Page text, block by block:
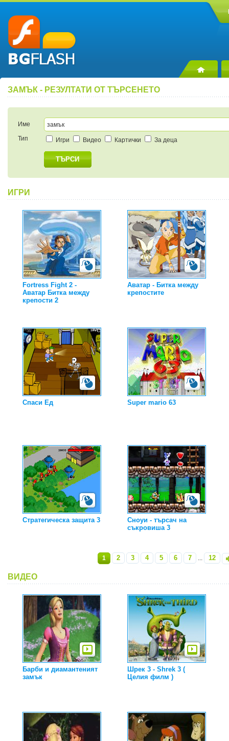
ЗАМЪК - РЕЗУЛТАТИ ОТ ТЪРСЕНЕТО
Име
Тип
Игри Видео Картички За деца
ТЪРСИ
ИГРИ
Fortress Fight 2 -
Аватар Битка между
крепости 2
Аватар - Битка между
крепостите
Спаси Ед Super mario 63
Стратегическа защита 3
Сноуи - търсач на
съкровиша 3
1 2 3 4 5 6 7 ... 12»
ВИДЕО
Барби и диамантеният
замък
Шрек 3 - Shrek 3 (
Целия филм )